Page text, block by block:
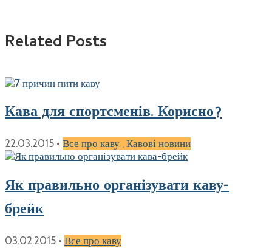
Related Posts
Кава для спортсменів. Корисно?
22.03.2015 • Все про каву , Кавові новини
Як правильно організувати каву-
брейк
03.02.2015 • Все про каву